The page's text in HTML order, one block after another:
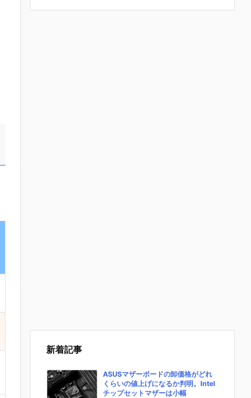
新着記事
ASUSマザーボードの卸価格がどれ
くらいの値上げになるか判明。Intel
チップセットマザーは小幅